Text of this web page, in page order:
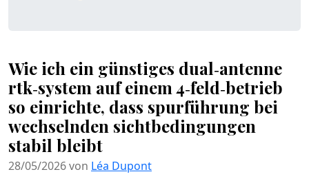
Wie ich ein günstiges dual‑antenne
rtk‑system auf einem 4‑feld‑betrieb
so einrichte, dass spurführung bei
wechselnden sichtbedingungen
stabil bleibt
28/05/2026 von Léa Dupont